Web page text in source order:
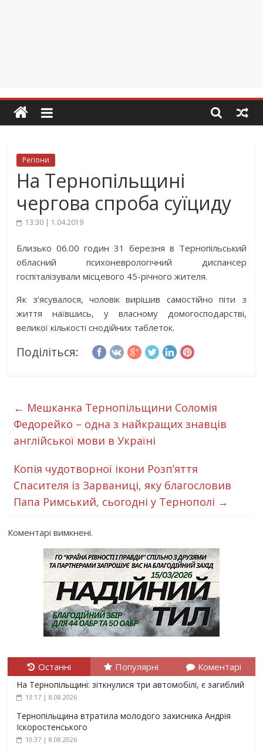
Регіони
На Тернопільщині
чергова спроба суїциду
13:30 | 1.04.2019
Близько 06.00 годин 31 березня в Тернопільський
обласний психоневрологічний диспансер
госпіталізували місцевого 45-річного жителя.
Як з’ясувалося, чоловік вирішив самостійно піти з
життя наївшись, у власному домогосподарстві,
великої кількості снодійних таблеток.
Поділіться:
← Мешканка Тернопільщини Соломія
Федорейко – одна з найкращих знавців
англійської мови в Україні
Копія чудотворної ікони Розп’яття
Спасителя із Зарваниці, яку благословив
Папа Римський, сьогодні у Тернополі →
Коментарі вимкнені.
Останні Популярні Коментарі
На Тернопільщині: зіткнулися три автомобілі, є загиблий
13:17 | 8.08.2026
Тернопільщина втратила молодого захисника Андрія
Іскоростенського
10:37 | 8.08.2026